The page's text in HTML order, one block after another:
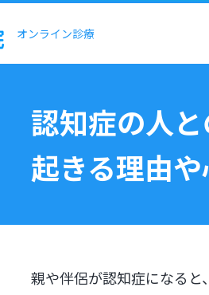
オンライン診療
認知症の人
起きる理由
親や伴侶が認知症になる